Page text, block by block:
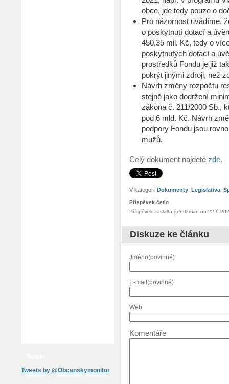
Tweets by @Obcanskymonitor
obce, jde tedy pouze o
Pro názornost uvádíme,
o poskytnutí dotací a
450,35 mil. Kč, tedy o
poskytnutých dotací a
prostředků Fondu je již
pokrýt jinými zdroji, než
Návrh změny rozpočtu
stejně jako dodržení
zákona č. 211/2000 Sb.,
pod 6 mld. Kč. Návrh
podpory Fondu jsou
mužů.
Celý dokument najdete zde.
V kategorii Dokumenty, Legislativa,
Příspěvek četlo
Příspěvek zaslal/a gentleman on
Diskuze ke článku
Jméno(povinné)
E-mail(povinné)
Web
Komentáře